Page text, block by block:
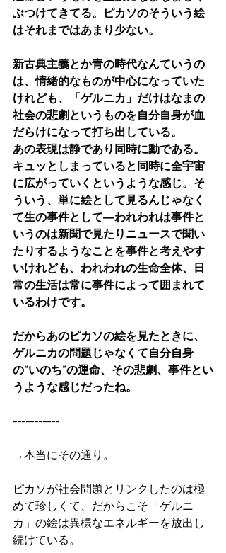
ぶつけてきてる。ピカソのそういう絵
はそれまではあまり少ない。
新古典主義とか青の時代なんていうの
は、情緒的なものが中心になっていた
けれども、「ゲルニカ」だけはなまの
社会の悲劇というものを自分自身が血
だらけになって打ち出している。
あの表現は静であり同時に動である。
キュッとしまっていると同時に全宇宙
に広がっていくというような感じ。そ
ういう、単に絵として見るんじゃなく
て生の事件として―われわれは事件と
いうのは新聞で見たりニュースで聞い
たりするようなことを事件と考えやす
いけれども、われわれの生命全体、日
常の生活は常に事件によって囲まれて
いるわけです。
だからあのピカソの絵を見たときに、
ゲルニカの問題じゃなくて自分自身
の“いのち”の運命、その悲劇、事件とい
うような感じだったね。
-----------
→本当にその通り。
ピカソが社会問題とリンクしたのは極
めて珍しくて、だからこそ「ゲルニ
カ」の絵は異様なエネルギーを放出し
続けている。